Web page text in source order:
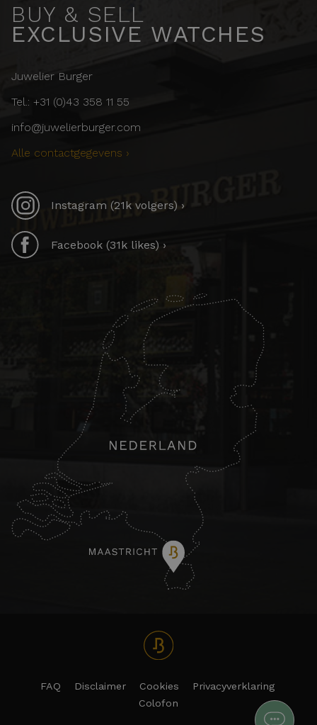
BUY & SELL
EXCLUSIVE WATCHES
Juwelier Burger
Tel.: +31 (0)43 358 11 55
info@juwelierburger.com
Alle contactgegevens ›
Instagram (21k volgers) ›
Facebook (31k likes) ›
FAQ Disclaimer Cookies
Privacyverklaring
Colofon